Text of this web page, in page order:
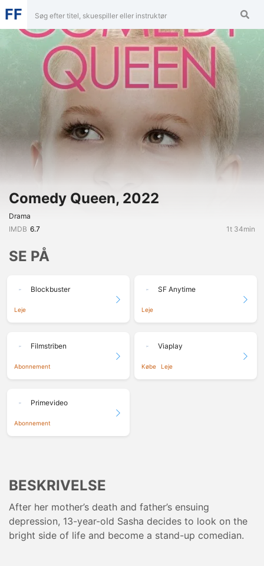
FF
Comedy Queen, 2022
Drama
IMDB 6.7 1t 34min
SE PÅ
Blockbuster
Leje
SF Anytime
Leje
Filmstriben
Abonnement
Viaplay
Købe Leje
Primevideo
Abonnement
BESKRIVELSE
After her mother’s death and father’s ensuing
depression, 13-year-old Sasha decides to look on the
bright side of life and become a stand-up comedian.